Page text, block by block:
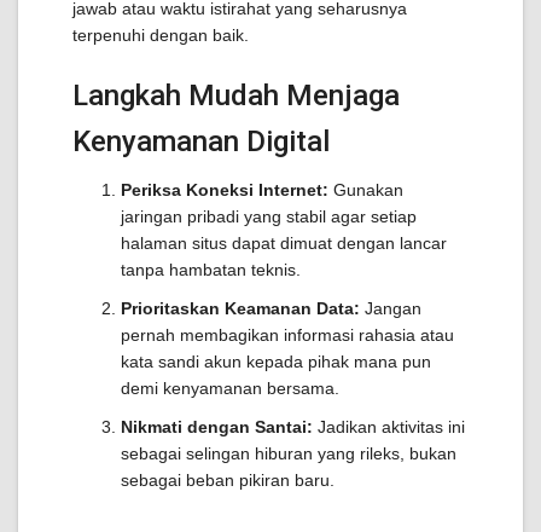
jawab atau waktu istirahat yang seharusnya
terpenuhi dengan baik.
Langkah Mudah Menjaga
Kenyamanan Digital
Periksa Koneksi Internet: Gunakan
jaringan pribadi yang stabil agar setiap
halaman situs dapat dimuat dengan lancar
tanpa hambatan teknis.
Prioritaskan Keamanan Data: Jangan
pernah membagikan informasi rahasia atau
kata sandi akun kepada pihak mana pun
demi kenyamanan bersama.
Nikmati dengan Santai: Jadikan aktivitas ini
sebagai selingan hiburan yang rileks, bukan
sebagai beban pikiran baru.